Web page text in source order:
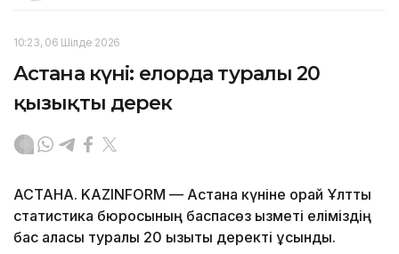
10:23, 06 Шілде 2026
Астана күні: елорда туралы 20
қызықты дерек
АСТАНА. KAZINFORM — Астана күніне орай Ұлттық
статистика бюросының баспасөз қызметі еліміздің
бас қаласы туралы 20 қызықты деректі ұсынды.